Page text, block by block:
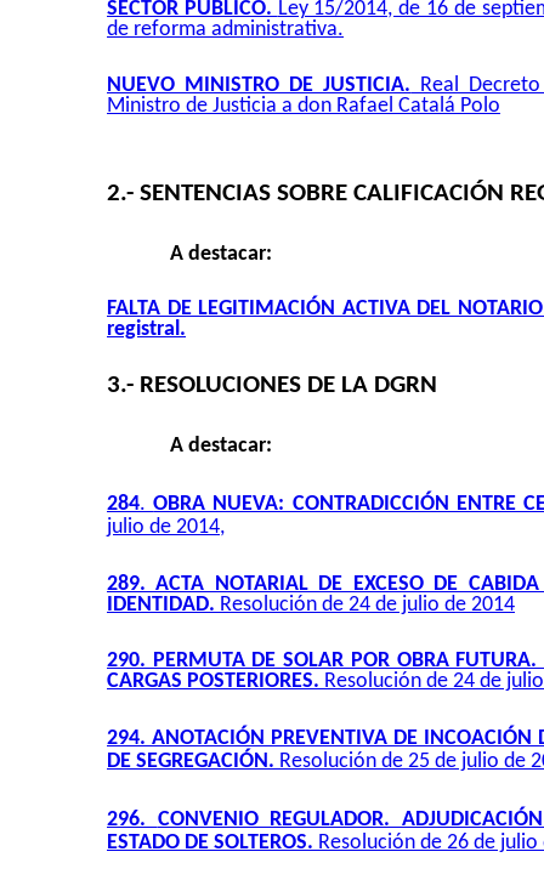
SECTOR PÚBLICO. Ley 15/2014, de 16 de
de reforma administrativa.
NUEVO MINISTRO DE JUSTICIA. Real
Ministro de Justicia a don Rafael Catalá Polo
2.- SENTENCIAS SOBRE CALIFICACIÓN
A destacar:
FALTA DE LEGITIMACIÓN ACTIVA DEL
registral.
3.- RESOLUCIONES DE LA DGRN
A destacar:
284.OBRA NUEVA: CONTRADICCIÓN ENTRE
julio de 2014,
289. ACTA NOTARIAL DE EXCESO DE
IDENTIDAD. Resolución de 24 de julio de 2014
290. PERMUTA DE SOLAR POR OBRA
CARGAS POSTERIORES. Resolución de 24 de
294. ANOTACIÓN PREVENTIVA DE INCOACIÓN
DE SEGREGACIÓN. Resolución de 25 de julio de
296.
CONVENIO REGULADOR.
ESTADO DE SOLTEROS. Resolución de 26 de julio